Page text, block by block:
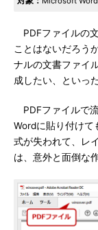
PDFファイルの
ことはないだろう
ナルの文書ファイ
成したい、といっ
PDFファイルで
Wordに貼り付けて
式が失われて、レ
は、意外と面倒な